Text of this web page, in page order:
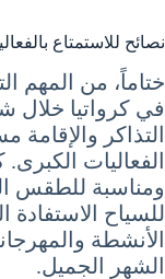
نصائح للاستمتاع
ختاماً، من المهم
في كرواتيا
التذاكر
الفعاليات
ومناسبة للطقس
للسياح
الأنشطة
الشهر الجميل.